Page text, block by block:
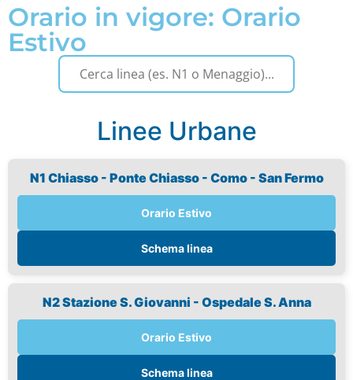
Orario in vigore: Orario
Estivo
Linee Urbane
N1 Chiasso - Ponte Chiasso - Como - San Fermo
Orario Estivo
Schema linea
N2 Stazione S. Giovanni - Ospedale S. Anna
Orario Estivo
Schema linea